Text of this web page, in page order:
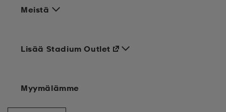
Meistä
Lisää Stadium Outlet
Myymälämme